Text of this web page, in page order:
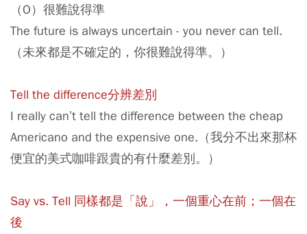
（O）很難說得準
The future is always uncertain - you never can tell.
（未來都是不確定的，你很難說得準。）
Tell the difference分辨差別
I really can’t tell the difference between the cheap
Americano and the expensive one.（我分不出來那杯
便宜的美式咖啡跟貴的有什麼差別。）
Say vs. Tell 同樣都是「說」，一個重心在前；一個在
後